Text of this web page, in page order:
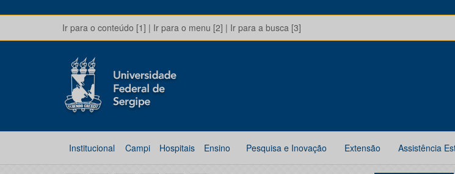
Ir para o conteúdo [1] | Ir para o menu [2] | Ir para a busca [3]
Institucional Campi Hospitais Ensino Pesquisa e Inovação Extensão Assistência